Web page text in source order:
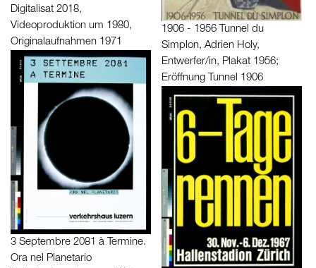
1906 - 1956 Tunnel du
Simplon, Adrien Holy,
Entwerfer/in, Plakat 1956;
Eröffnung Tunnel 1906
Digitalisat 2018,
Videoproduktion um 1980,
Originalaufnahmen 1971
3 Septembre 2081 à Termine.
Ora nel Planetario